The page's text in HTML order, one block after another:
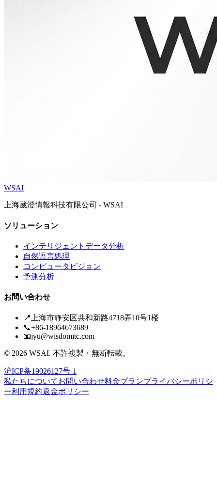
WSAI
上海葳澄情報科技有限公司 - WSAI
ソリューション
インテリジェントデータ分析
自然语言処理
コンピュータビジョン
予測分析
お問い合わせ
📍 上海市静安区共和新路4718弄10号1楼
📞+86-18964673689
📧jyu@wisdomitc.com
© 2026 WSAI. 不許複製・無断転載。
沪ICP备19026127号-1
私たちについてお問い合わせ料金プランプライバシーポリシ
ー利用規約返金ポリシー